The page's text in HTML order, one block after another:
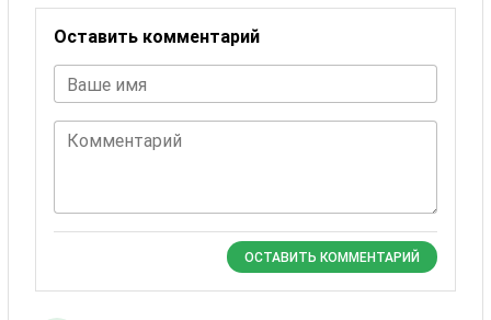
Оставить комментарий
Ваше имя
Комментарий
ОСТАВИТЬ КОММЕНТАРИЙ